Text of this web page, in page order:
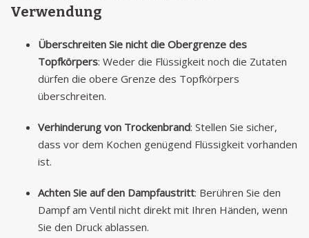
Verwendung
Überschreiten Sie nicht die Obergrenze des
Topfkörpers: Weder die Flüssigkeit noch die Zutaten
dürfen die obere Grenze des Topfkörpers
überschreiten.
Verhinderung von Trockenbrand: Stellen Sie sicher,
dass vor dem Kochen genügend Flüssigkeit vorhanden
ist.
Achten Sie auf den Dampfaustritt: Berühren Sie den
Dampf am Ventil nicht direkt mit Ihren Händen, wenn
Sie den Druck ablassen.